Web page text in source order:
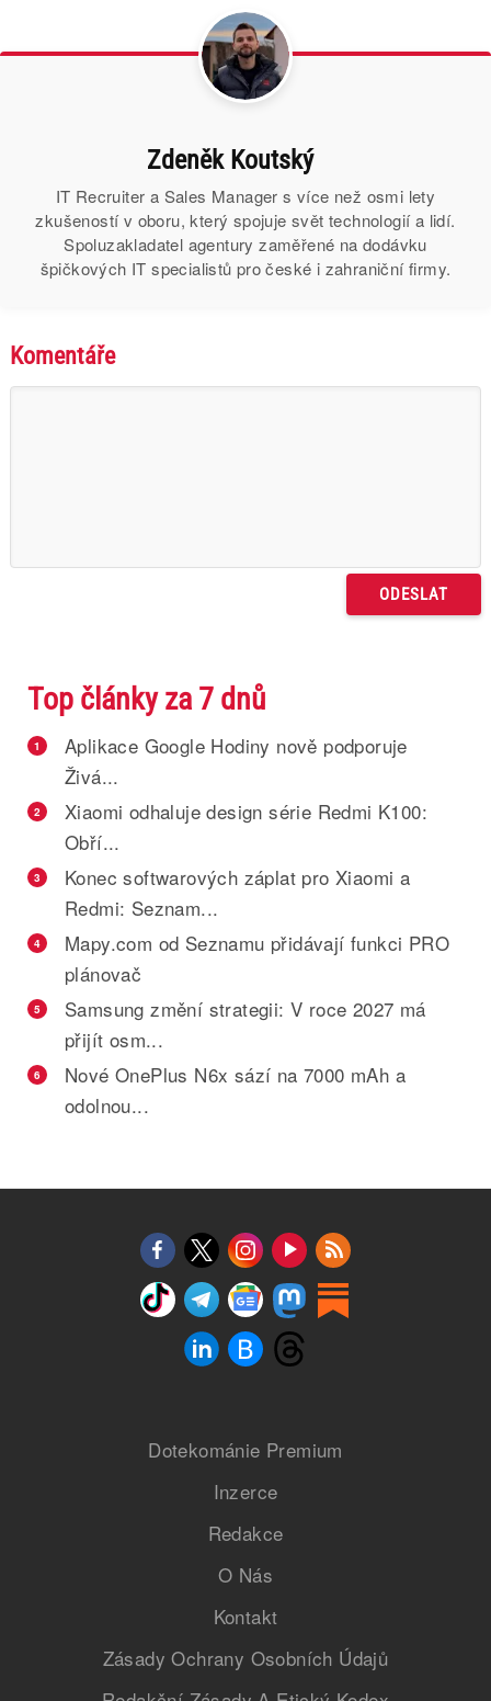
Zdeněk Koutský
IT Recruiter a Sales Manager s více než osmi lety
zkušeností v oboru, který spojuje svět technologií a lidí.
Spoluzakladatel agentury zaměřené na dodávku
špičkových IT specialistů pro české i zahraniční firmy.
Komentáře
Top články za 7 dnů
1
Aplikace Google Hodiny nově podporuje
Živá...
2
Xiaomi odhaluje design série Redmi K100:
Obří...
3
Konec softwarových záplat pro Xiaomi a
Redmi: Seznam...
4
Mapy.com od Seznamu přidávají funkci PRO
plánovač
5
Samsung změní strategii: V roce 2027 má
přijít osm...
6
Nové OnePlus N6x sází na 7000 mAh a
odolnou...
Dotekománie Premium
Inzerce
Redakce
O Nás
Kontakt
Zásady Ochrany Osobních Údajů